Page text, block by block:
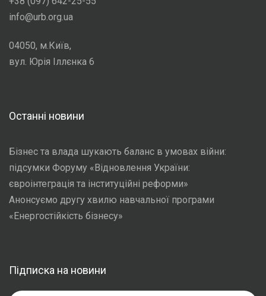
info@urb.org.ua
04050, м.Київ,
вул. Юрія Іллєнка 6
Останні новини
Бізнес та влада шукають баланс в умовах війни:
підсумки Форуму «Відновлення України:
євроінтеграція та інституційні реформи»
Анонсуємо другу хвилю навчальної програми
«Енергостійкість бізнесу»
Підписка на новини